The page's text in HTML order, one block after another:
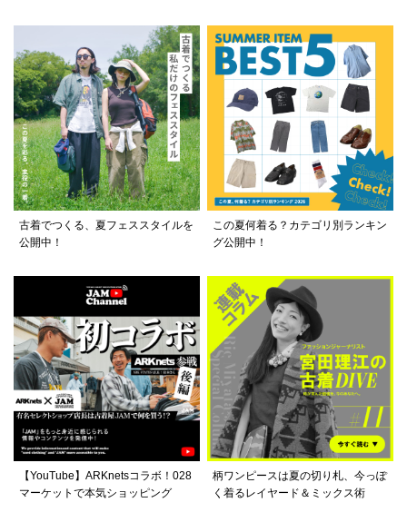
古着でつくる、夏フェススタイルを
公開中！
この夏何着る？カテゴリ別ランキン
グ公開中！
【YouTube】ARKnetsコラボ！028
マーケットで本気ショッピング
柄ワンピースは夏の切り札、今っぽ
く着るレイヤード＆ミックス術